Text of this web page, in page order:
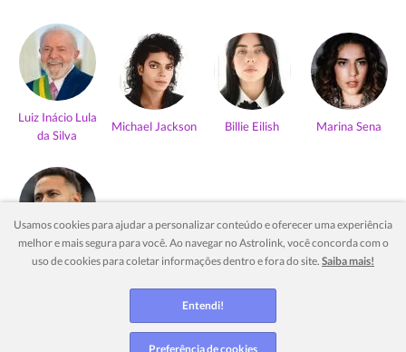
Luiz Inácio Lula
da Silva
Michael Jackson Billie Eilish Marina Sena
Neymar Jr
Ver mais
Usamos cookies para ajudar a personalizar conteúdo e oferecer uma experiência
melhor e mais segura para você. Ao navegar no Astrolink, você concorda com o
uso de cookies para coletar informações dentro e fora do site. Saiba mais!
Entendi!
Preferência de cookies